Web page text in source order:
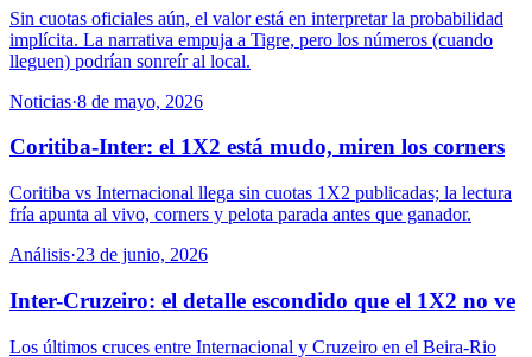
Sin cuotas oficiales aún, el valor está en interpretar la probabilidad
implícita. La narrativa empuja a Tigre, pero los números (cuando
lleguen) podrían sonreír al local.
Noticias·8 de mayo, 2026
Coritiba-Inter: el 1X2 está mudo, miren los corners
Coritiba vs Internacional llega sin cuotas 1X2 publicadas; la lectura
fría apunta al vivo, corners y pelota parada antes que ganador.
Análisis·23 de junio, 2026
Inter-Cruzeiro: el detalle escondido que el 1X2 no ve
Los últimos cruces entre Internacional y Cruzeiro en el Beira-Rio